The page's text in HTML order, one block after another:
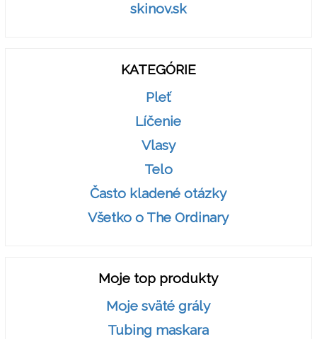
skinov.sk
KATEGÓRIE
Pleť
Líčenie
Vlasy
Telo
Často kladené otázky
Všetko o The Ordinary
Moje top produkty
Moje sväté grály
Tubing maskara